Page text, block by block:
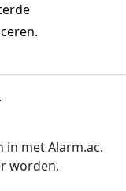
in met Alarm.ac.
worden,